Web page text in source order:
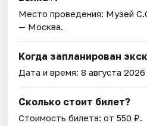
Место проведения: Музей
— Москва.
Когда запланирован
Дата и время:8 августа 2026
Сколько стоит билет?
Стоимость билета: от 550 ₽.